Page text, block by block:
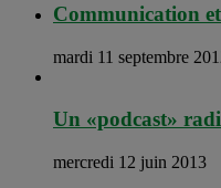
Communication
mardi 11 septembre
Un «podcast»
mercredi 12 juin 2013